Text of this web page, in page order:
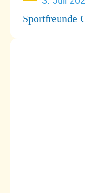
Sportfreunde